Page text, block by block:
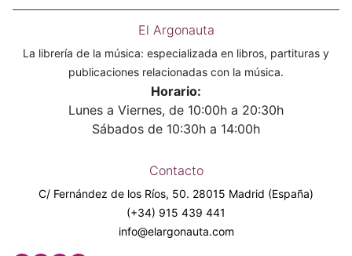
El Argonauta
La librería de la música: especializada en libros, partituras y
publicaciones relacionadas con la música.
Horario:
Lunes a Viernes, de 10:00h a 20:30h
Sábados de 10:30h a 14:00h
Contacto
C/ Fernández de los Ríos, 50. 28015 Madrid (España)
(+34) 915 439 441
info@elargonauta.com